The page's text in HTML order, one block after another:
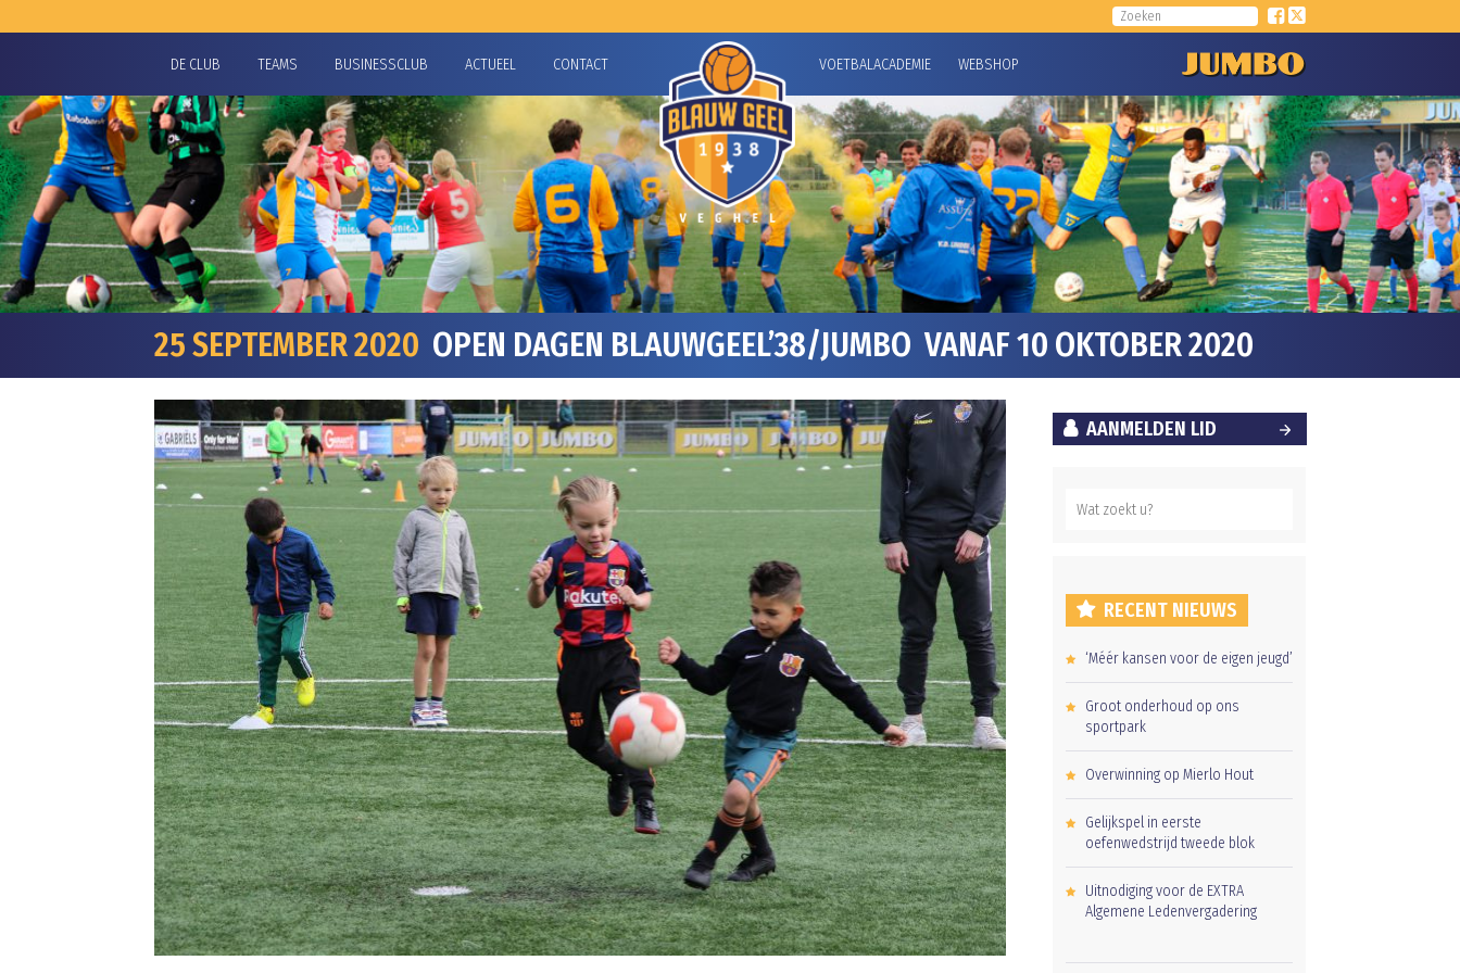
DE CLUB TEAMS BUSINESSCLUB ACTUEEL CONTACT VOETBALACADEMIE WEBSHOP
25 SEPTEMBER 2020 OPEN DAGEN BLAUWGEEL’38/JUMBO VANAF 10 OKTOBER 2020
AANMELDEN LID
RECENT NIEUWS
‘Méér kansen voor de eigen jeugd’
Groot onderhoud op ons
sportpark
Overwinning op Mierlo Hout
Gelijkspel in eerste
oefenwedstrijd tweede blok
Uitnodiging voor de EXTRA
Algemene Ledenvergadering